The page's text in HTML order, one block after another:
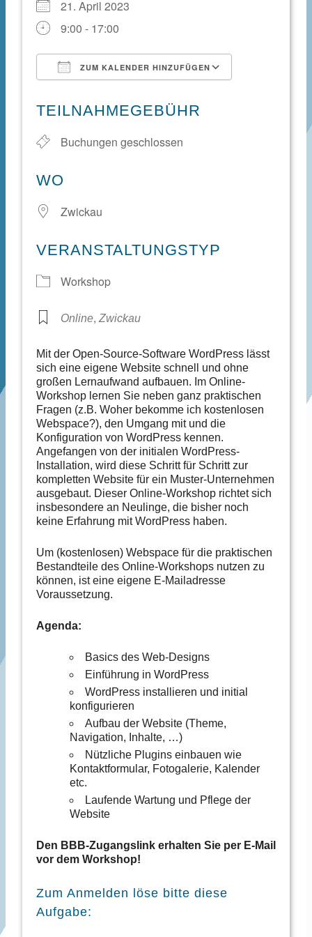
21. April 2023
9:00 - 17:00
ZUM KALENDER HINZUFÜGEN
TEILNAHMEGEBÜHR
Buchungen geschlossen
WO
Zwickau
VERANSTALTUNGSTYP
Workshop
Online,Zwickau
Mit der Open-Source-Software WordPress lässt
sich eine eigene Website schnell und ohne
großen Lernaufwand aufbauen. Im Online-
Workshop lernen Sie neben ganz praktischen
Fragen (z.B. Woher bekomme ich kostenlosen
Webspace?), den Umgang mit und die
Konfiguration von WordPress kennen.
Angefangen von der initialen WordPress-
Installation, wird diese Schritt für Schritt zur
kompletten Website für ein Muster-Unternehmen
ausgebaut. Dieser Online-Workshop richtet sich
insbesondere an Neulinge, die bisher noch
keine Erfahrung mit WordPress haben.
Um (kostenlosen) Webspace für die praktischen
Bestandteile des Online-Workshops nutzen zu
können, ist eine eigene E-Mailadresse
Voraussetzung.
Agenda:
Basics des Web-Designs
Einführung in WordPress
WordPress installieren und initial
konfigurieren
Aufbau der Website (Theme,
Navigation, Inhalte, …)
Nützliche Plugins einbauen wie
Kontaktformular, Fotogalerie, Kalender
etc.
Laufende Wartung und Pflege der
Website
Den BBB-Zugangslink erhalten Sie per E-Mail
vor dem Workshop!
Zum Anmelden löse bitte diese
Aufgabe: